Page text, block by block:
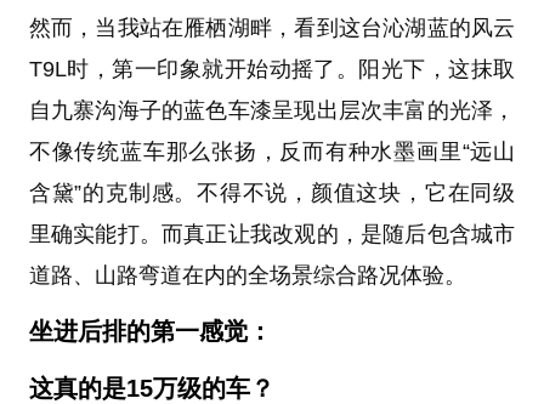
然而，当我站在雁栖湖畔，看到这台沁湖蓝的风云
T9L时，第一印象就开始动摇了。阳光下，这抹取
自九寨沟海子的蓝色车漆呈现出层次丰富的光泽，
不像传统蓝车那么张扬，反而有种水墨画里“远山
含黛”的克制感。不得不说，颜值这块，它在同级
里确实能打。而真正让我改观的，是随后包含城市
道路、山路弯道在内的全场景综合路况体验。
坐进后排的第一感觉：
这真的是15万级的车？